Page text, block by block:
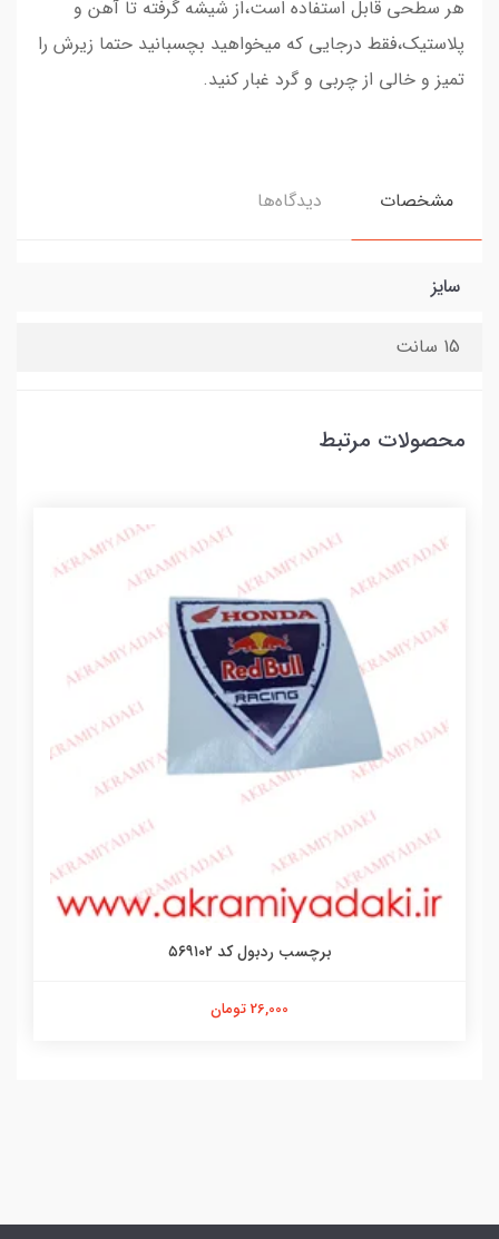
هر سطحی قابل استفاده است،از شیشه گرفته تا آهن و
پلاستیک،فقط درجایی که میخواهید بچسبانید حتما زیرش را
تمیز و خالی از چربی و گرد غبار کنید.
مشخصات دیدگاه‌ها
سایز
15 سانت
محصولات مرتبط
برچسب ردبول کد ۵۶۹۱۰۲
26,000 تومان